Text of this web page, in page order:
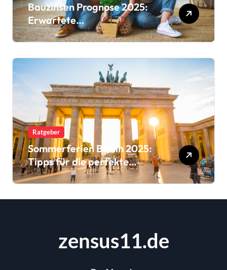
Bauzinsen Prognose 2025:
Erwartete
Zinsschwankungen und
Trends
Ratgeber
Sommerferien Berlin 2025:
Tipps für die perfekte
Urlaubsplanung
zensus11.de